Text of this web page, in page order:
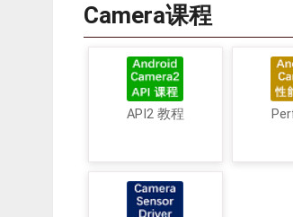
Camera课程
API2 教程